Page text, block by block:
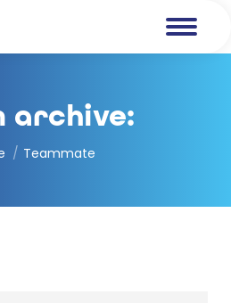
archive:
hier:
Teammate